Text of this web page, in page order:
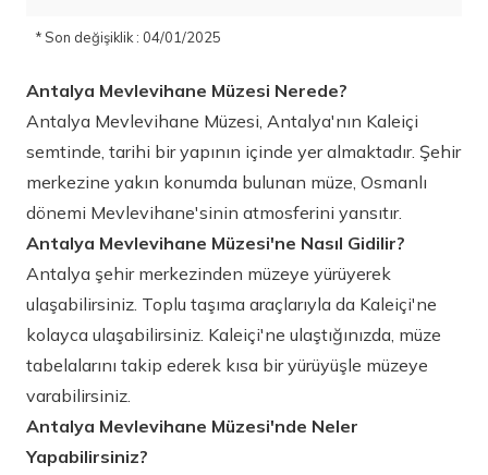
* Son değişiklik : 04/01/2025
Antalya Mevlevihane Müzesi Nerede?
Antalya Mevlevihane Müzesi, Antalya'nın Kaleiçi
semtinde, tarihi bir yapının içinde yer almaktadır. Şehir
merkezine yakın konumda bulunan müze, Osmanlı
dönemi Mevlevihane'sinin atmosferini yansıtır.
Antalya Mevlevihane Müzesi'ne Nasıl Gidilir?
Antalya şehir merkezinden müzeye yürüyerek
ulaşabilirsiniz. Toplu taşıma araçlarıyla da Kaleiçi'ne
kolayca ulaşabilirsiniz. Kaleiçi'ne ulaştığınızda, müze
tabelalarını takip ederek kısa bir yürüyüşle müzeye
varabilirsiniz.
Antalya Mevlevihane Müzesi'nde Neler
Yapabilirsiniz?